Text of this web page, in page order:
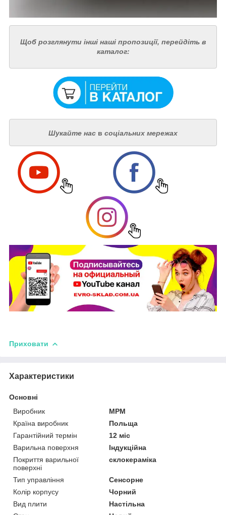
Щоб розглянути інші наші пропозиції, перейдіть в
каталог:
Шукайте нас в соціальних мережах
Приховати
Характеристики
Основні
Виробник
MPM
Країна виробник
Польща
Гарантійний термін
12 міс
Варильна поверхня
Індукційна
Покриття варильної
поверхні
склокераміка
Тип управління
Сенсорне
Колір корпусу
Чорний
Вид плити
Настільна